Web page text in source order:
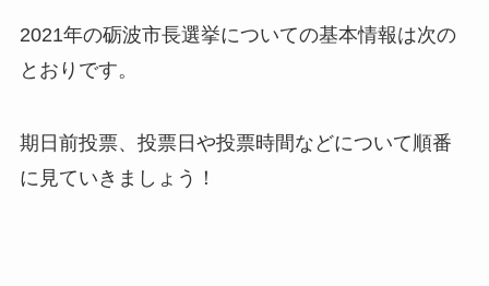
2021年の砺波市長選挙についての基本情報は次の
とおりです。
期日前投票、投票日や投票時間などについて順番
に見ていきましょう！